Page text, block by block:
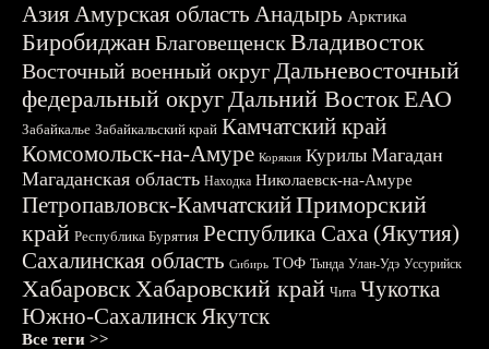
АзияАмурская область Анадырь Арктика
БиробиджанБлаговещенскВладивосток
Восточный военный округДальневосточный
федеральный округДальний ВостокЕАО
Забайкалье Забайкальский край Камчатский край
Комсомольск-на-Амуре Корякия Курилы Магадан
Магаданская область Находка Николаевск-на-Амуре
Петропавловск-КамчатскийПриморский
край Республика Бурятия Республика Саха (Якутия)
Сахалинская область Сибирь ТОФ Тында Улан-Удэ Уссурийск
ХабаровскХабаровский край Чита Чукотка
Южно-СахалинскЯкутск
Все теги >>